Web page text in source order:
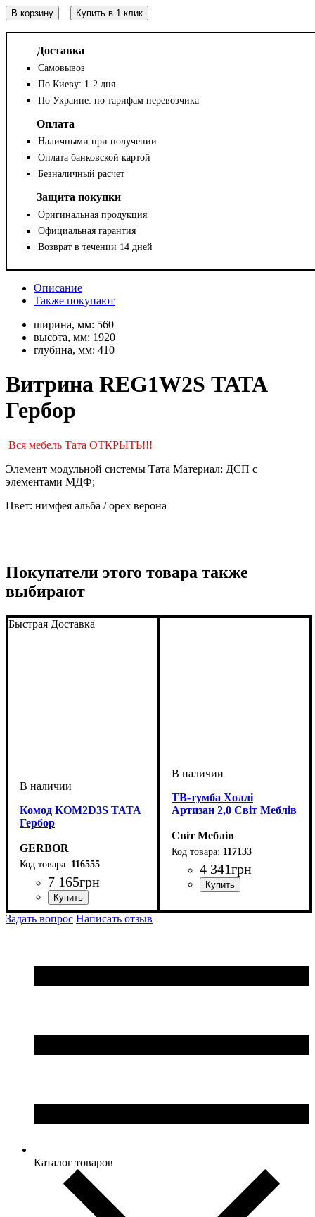
В корзину Купить в 1 клик
Доставка
Самовывоз
По Киеву: 1-2 дня
По Украине: по тарифам перевозчика
Оплата
Наличными при получении
Оплата банковской картой
Безналичный расчет
Защита покупки
Оригинальная продукция
Официальная гарантия
Возврат в течении 14 дней
Описание
Также покупают
ширина, мм: 560
высота, мм: 1920
глубина, мм: 410
Витрина REG1W2S ТАТА
Гербор
Вся мебель Тата ОТКРЫТЬ!!!
Элемент модульной системы Тата Материал: ДСП с
элементами МДФ;
Цвет: нимфея альба / орех верона
Покупатели этого товара также
выбирают
Быстрая Доставка
Комод KOM2D3S ТАТА
Гербор
GERBOR
116555
7 165грн
ширина, мм: 1500
высота, мм: 900
глубина, мм: 410
ТВ-тумба Холлі
Артизан 2,0 Світ Меблів
Світ Меблів
117133
4 341грн
Задать вопрос Написать отзыв
Каталог товаров